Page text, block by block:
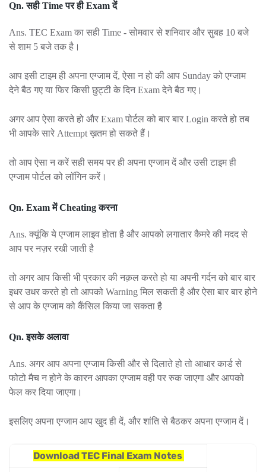
Qn. सही Time पर ही Exam दें
Ans. TEC Exam का सही Time - सोमवार से शनिवार और सुबह 10 बजे
से शाम 5 बजे तक है।
आप इसी टाइम ही अपना एग्जाम दें, ऐसा न हो की आप Sunday को एग्जाम
देने बैठ गए या फिर किसी छुट्टी के दिन Exam देने बैठ गए।
अगर आप ऐसा करते हो और Exam पोर्टल को बार बार Login करते हो तब
भी आपके सारे Attempt ख़तम हो सकते हैं।
तो आप ऐसा न करें सही समय पर ही अपना एग्जाम दें और उसी टाइम ही
एग्जाम पोर्टल को लॉगिन करें।
Qn. Exam में Cheating करना
Ans. क्यूंकि ये एग्जाम लाइव होता है और आपको लगातार कैमरे की मदद से
आप पर नज़र रखी जाती है
तो अगर आप किसी भी प्रकार की नक़ल करते हो या अपनी गर्दन को बार बार
इधर उधर करते हो तो आपको Warning मिल सकती है और ऐसा बार बार होने
से आप के एग्जाम को कैंसिल किया जा सकता है
Qn.इसके अलावा
Ans. अगर आप अपना एग्जाम किसी और से दिलाते हो तो आधार कार्ड से
फोटो मैच न होने के कारन आपका एग्जाम वही पर रुक जाएगा और आपको
फेल कर दिया जाएगा।
इसलिए अपना एग्जाम आप खुद ही दें, और शांति से बैठकर अपना एग्जाम दें।
Download TEC Final Exam Notes